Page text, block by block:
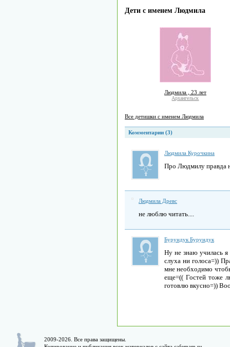
Дети с именем Людмила
Людмила , 23 лет
Архангельск
Все детишки с именем Людмила
Комментарии (3)
Людмила Курочкина
Про Людмилу правда
Людмила Древс
не люблю читать....
Бурундук Бурундук
Ну не знаю училась
слуха ни голоса=))
мне необходимо
еще=(( Гостей тоже
готовлю вкусно=))
2009-2026. Все права защищены.